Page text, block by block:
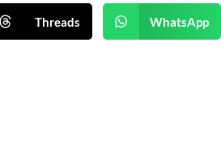
Threads WhatsApp